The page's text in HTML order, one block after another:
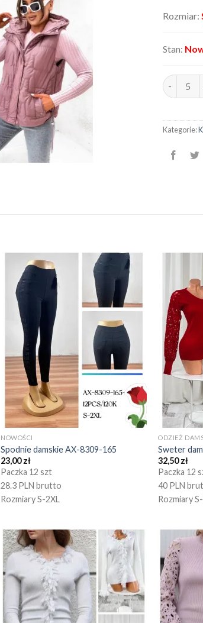
Rozmiar:
Stan:
ilość
Kategorie:
NOWOŚCI
Spodnie damskie AX-8309-165
23,00zł
Paczka 12 szt
28.3 PLN brutto
Rozmiary S-2XL
ODZIEŻ
Sweter
32,50zł
Paczka 12
40 PLN
Rozmiary